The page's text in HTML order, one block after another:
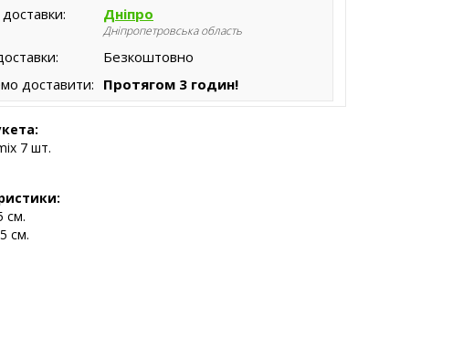
Дніпро
Дніпропетровська область
Безкоштовно
доставити: Протягом 3 годин!
7 шт.
см.
см.